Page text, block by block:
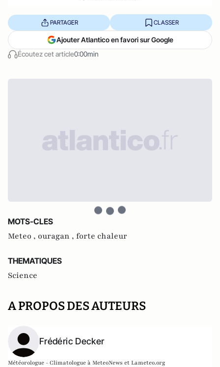
Écoutez cet article0:00min
PARTAGER CLASSER
Ajouter Atlantico en favori sur Google
MOTS-CLES
Meteo , ouragan , forte chaleur
THEMATIQUES
Science
A PROPOS DES AUTEURS
Frédéric Decker
Météorologue - Climatologue à MeteoNews et Lameteo.org